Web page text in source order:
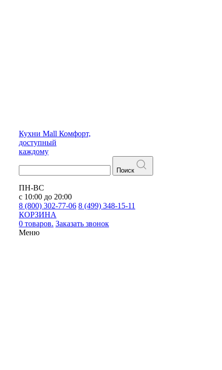
Кухни Mall Комфорт,
доступный
каждому
Поиск
ПН-ВС
с 10:00 до 20:00
8 (800) 302-77-06 8 (499) 348-15-11
КОРЗИНА
0 товаров. Заказать звонок
Меню